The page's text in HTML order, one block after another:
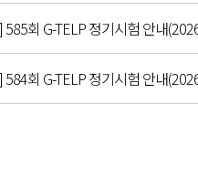
585회 G-TELP 정기시험 안내
584회 G-TELP 정기시험 안내